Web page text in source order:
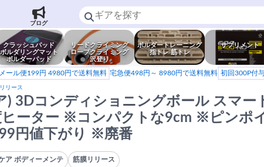
ブログ
クラッシュパッド
ボルダリングマット
ボルダーパッド
リードクライミング
ロープクライミング
沢登り
ボルダートレーニング
指トレ 筋トレ
サプリメント
メール便199円 4980円で送料無料 宅急便498円～ 8980円で送料無料 初回300P付
リース
) 3Dコンディショニングボール スマー
ーター ※コンパクトな9cm ※ピンポ
円値下がり ※廃番
ア ボディーメンテ 筋膜リリース